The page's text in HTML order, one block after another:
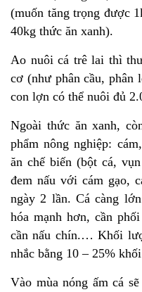
(muốn tăng trọng được
40kg thức ăn xanh).
Ao nuôi cá trê lai thì
cơ (như phân cầu, phân
con lợn có thể nuôi đủ
Ngoài thức ăn xanh,
phẩm nông nghiệp:
ăn chế biến (bột cá,
đem nấu với cám gạo,
ngày 2 lần. Cá càng
hóa mạnh hơn, cần
cần nấu chín.… Khối
nhắc bằng 10 – 25%
Vào mùa nóng ấm cá